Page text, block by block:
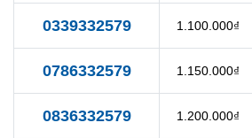
0339332579 1.100.000₫
0786332579 1.150.000₫
0836332579 1.200.000₫